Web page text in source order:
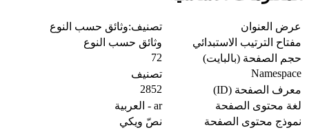
عرض العنوان
تصنيف:وثائق حسب النوع
مفتاح الترتيب الاستبدائي
وثائق حسب النوع
حجم الصفحة (بالبايت)
72
Namespace
تصنيف
معرف الصفحة (ID)
2852
لغة محتوى الصفحة
ar - العربية
نموذج محتوى الصفحة
نصّ ويكي